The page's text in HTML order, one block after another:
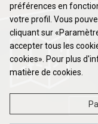
préférences en
votre profil. Vous
cliquant sur
accepter tous les
cookies». Pour plus
matière de cookies.